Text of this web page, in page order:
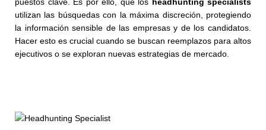
utilizan las búsquedas con la máxima discreción, protegiendo
la información sensible de las empresas y de los candidatos.
Hacer esto es crucial cuando se buscan reemplazos para altos
ejecutivos o se exploran nuevas estrategias de mercado.